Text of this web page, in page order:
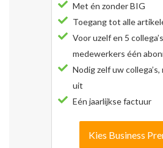
Met én zonder BIG
Toegang tot alle
Voor uzelf en 5
medewerkers één
Nodig zelf uw
uit
Eén jaarlijkse factuur
Kies Business